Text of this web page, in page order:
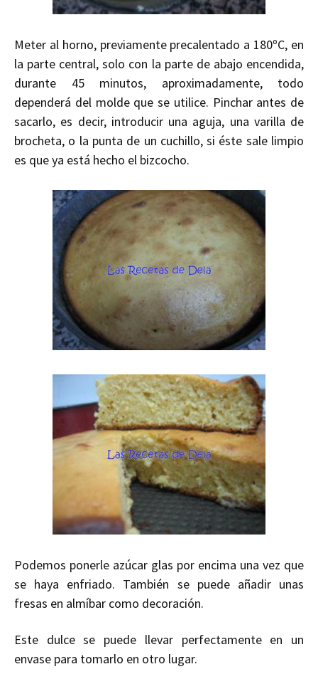
Meter al horno, previamente precalentado a 180ºC, en
la parte central, solo con la parte de abajo encendida,
durante 45 minutos, aproximadamente, todo
dependerá del molde que se utilice. Pinchar antes de
sacarlo, es decir, introducir una aguja, una varilla de
brocheta, o la punta de un cuchillo, si éste sale limpio
es que ya está hecho el bizcocho.
Podemos ponerle azúcar glas por encima una vez que
se haya enfriado. También se puede añadir unas
fresas en almíbar como decoración.
Este dulce se puede llevar perfectamente en un
envase para tomarlo en otro lugar.